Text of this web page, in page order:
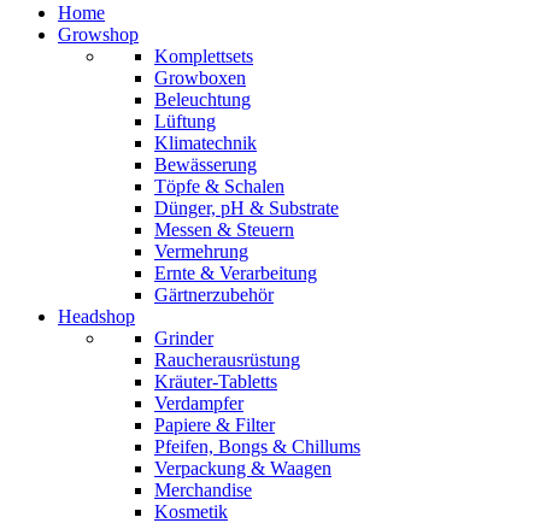
Home
Growshop
Komplettsets
Growboxen
Beleuchtung
Lüftung
Klimatechnik
Bewässerung
Töpfe & Schalen
Dünger, pH & Substrate
Messen & Steuern
Vermehrung
Ernte & Verarbeitung
Gärtnerzubehör
Headshop
Grinder
Raucherausrüstung
Kräuter-Tabletts
Verdampfer
Papiere & Filter
Pfeifen, Bongs & Chillums
Verpackung & Waagen
Merchandise
Kosmetik